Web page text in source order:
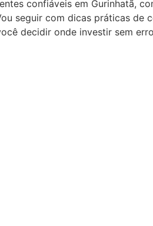
confiáveis em Gurinhatã,
seguir com dicas práticas de
decidir onde investir sem